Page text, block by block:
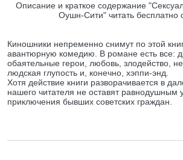
Описание и краткое содержание
Оушн-Сити" читать бесплатно
Киношники непременно снимут по этой
авантюрную комедию. В романе есть все:
обаятельные герои, любовь, злодейство,
людская глупость и, конечно, хэппи-энд.
Хотя действие книги разворачивается в
нашего читателя не оставят равнодушным
приключения бывших советских граждан.